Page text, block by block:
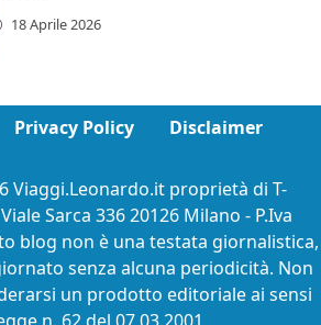
18 Aprile 2026
Privacy Policy Disclaimer
Viaggi.Leonardo.it proprietà di T-
Sarca 336 20126 Milano - P.Iva
blog non è una testata giornalistica,
senza alcuna periodicità. Non
un prodotto editoriale ai sensi